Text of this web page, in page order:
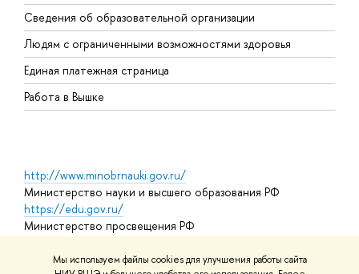
Мы используем файлы cookies для улучшения работы сайта
Сведения об образовательной организации
Людям с ограниченными возможностями здоровья
Единая платежная страница
Работа в Вышке
http://www.minobrnauki.gov.ru/
Министерство науки и высшего образования РФ
https://edu.gov.ru/
Министерство просвещения РФ
Массовые открытые онлайн-курсы